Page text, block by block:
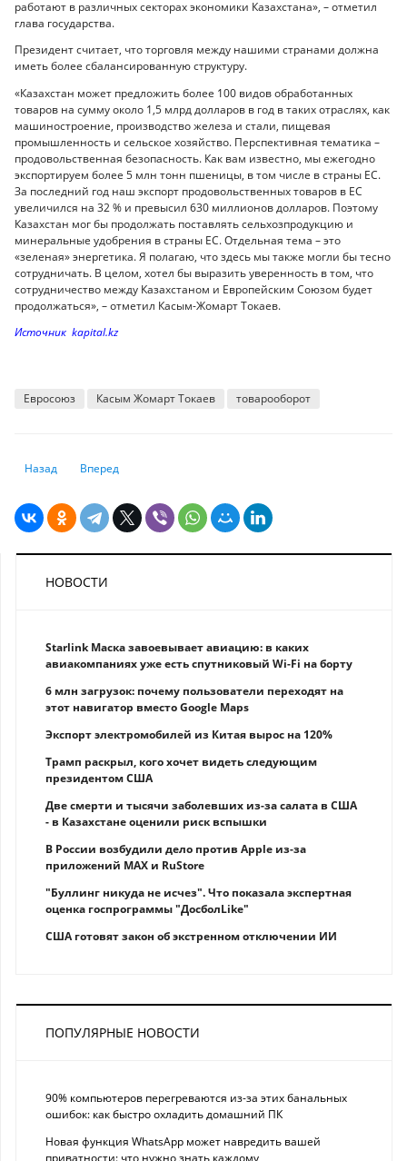
работают в различных секторах экономики Казахстана», – отметил
глава государства.
Президент считает, что торговля между нашими странами должна
иметь более сбалансированную структуру.
«Казахстан может предложить более 100 видов обработанных
товаров на сумму около 1,5 млрд долларов в год в таких отраслях, как
машиностроение, производство железа и стали, пищевая
промышленность и сельское хозяйство. Перспективная тематика –
продовольственная безопасность. Как вам известно, мы ежегодно
экспортируем более 5 млн тонн пшеницы, в том числе в страны ЕС.
За последний год наш экспорт продовольственных товаров в ЕС
увеличился на 32 % и превысил 630 миллионов долларов. Поэтому
Казахстан мог бы продолжать поставлять сельхозпродукцию и
минеральные удобрения в страны ЕС. Отдельная тема – это
«зеленая» энергетика. Я полагаю, что здесь мы также могли бы тесно
сотрудничать. В целом, хотел бы выразить уверенность в том, что
сотрудничество между Казахстаном и Европейским Союзом будет
продолжаться», – отметил Касым-Жомарт Токаев.
Источник kapital.kz
Евросоюз Касым Жомарт Токаев товарооборот
Предыдущий: Новые подходы по технологическому развитию
Назад Следующий: В Казахстане будут ловить нечестных
Вперед
НОВОСТИ
Starlink Маска завоевывает авиацию: в каких
авиакомпаниях уже есть спутниковый Wi-Fi на борту
6 млн загрузок: почему пользователи переходят на
этот навигатор вместо Google Maps
Экспорт электромобилей из Китая вырос на 120%
Трамп раскрыл, кого хочет видеть следующим
президентом США
Две смерти и тысячи заболевших из-за салата в США
- в Казахстане оценили риск вспышки
В России возбудили дело против Apple из-за
приложений MAX и RuStore
"Буллинг никуда не исчез". Что показала экспертная
оценка госпрограммы "ДосболLike"
США готовят закон об экстренном отключении ИИ
ПОПУЛЯРНЫЕ НОВОСТИ
90% компьютеров перегреваются из-за этих банальных
ошибок: как быстро охладить домашний ПК
Новая функция WhatsApp может навредить вашей
приватности: что нужно знать каждому